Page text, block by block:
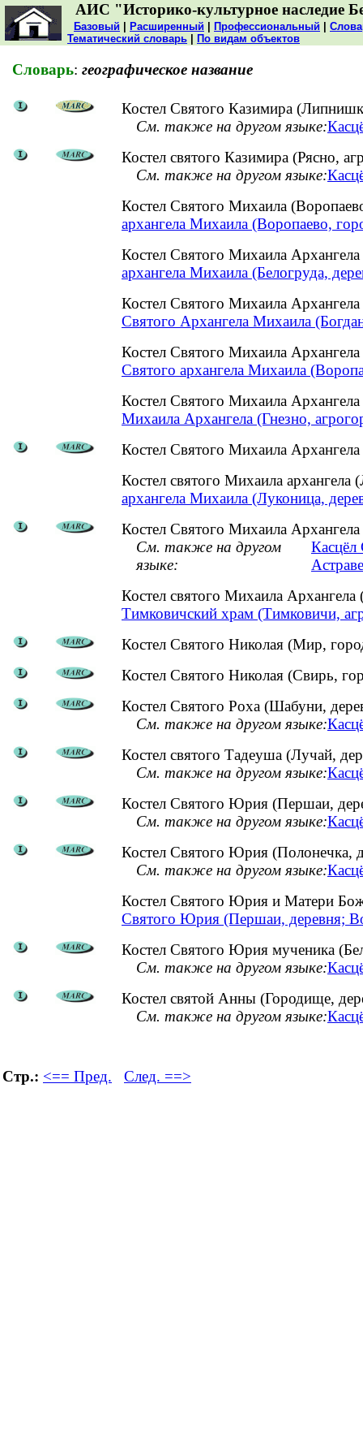
АИС "Историко-культурное наследие
Базовый Расширенный Профессиональный
Тематический словарь
По видам объектов
Словарь: географическое название
Костел Святого Казимира
См. также на другом языке:
Костел святого Казимира (Рясно,
См. также на другом языке:
Костел Святого Михаила
архангела Михаила (Воропаево,
Костел Святого Михаила
архангела Михаила (Белогруда,
Костел Святого Михаила
Святого Архангела Михаила
Костел Святого Михаила
Святого архангела Михаила
Костел Святого Михаила
Михаила Архангела (Гнезно,
Костел Святого Михаила
Костел святого Михаила
архангела Михаила (Луконица,
Костел Святого Михаила
См. также на другом
языке:
Касцёл
Костел святого Михаила
Тимковичский храм (Тимковичи,
Костел Святого Николая (Мир,
Костел Святого Николая (Свирь,
Костел Святого Роха (Шабуни,
См. также на другом языке:
Костел святого Тадеуша (Лучай,
См. также на другом языке:
Костел Святого Юрия (Першаи,
См. также на другом языке:
Костел Святого Юрия (Полонечка,
См. также на другом языке:
Костел Святого Юрия и Матери
Святого Юрия (Першаи, деревня;
Костел Святого Юрия мученика
См. также на другом языке:
Костел святой Анны (Городище,
См. также на другом языке:
Стр.: <== Пред. След. ==>